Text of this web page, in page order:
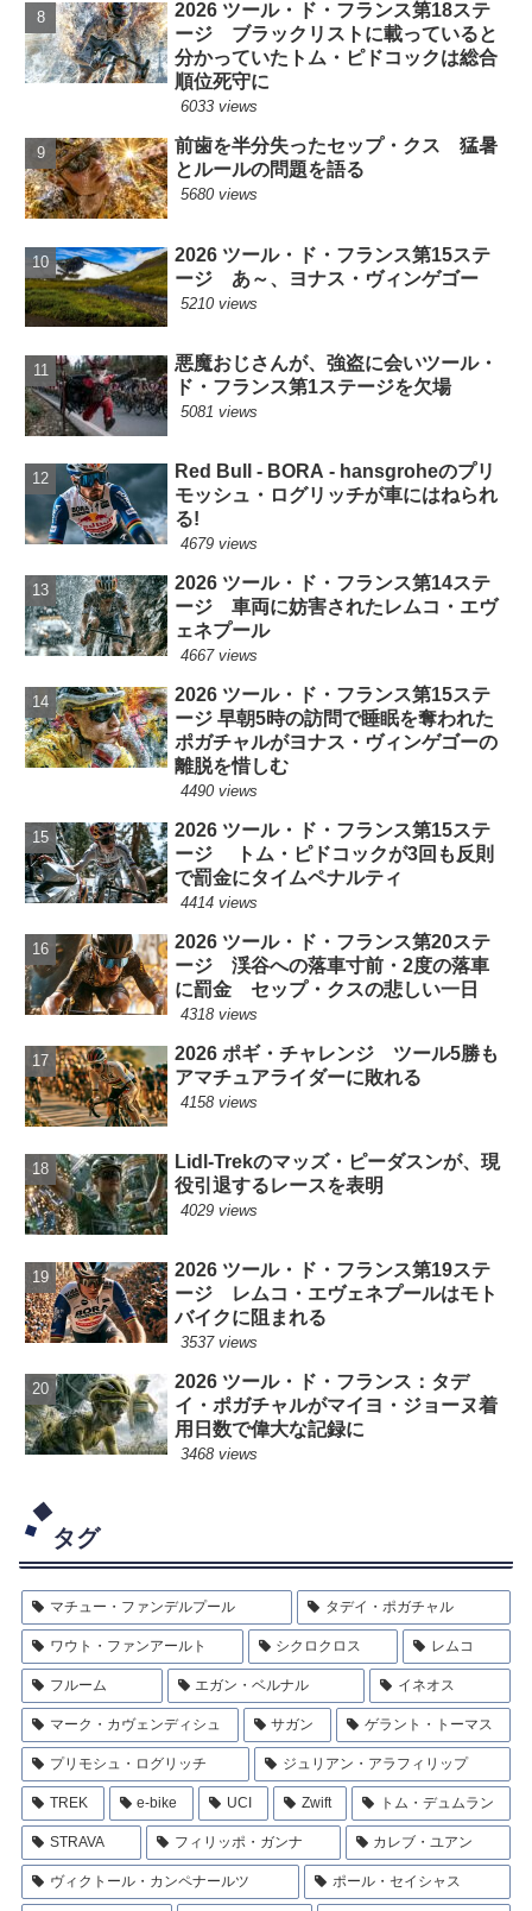
2026 ツール・ド・フランス第18ステ
ージ ブラックリストに載っていると
分かっていたトム・ピドコックは総合
順位死守に
6033 views
前歯を半分失ったセップ・クス 猛暑
とルールの問題を語る
5680 views
2026 ツール・ド・フランス第15ステ
ージ あ～、ヨナス・ヴィンゲゴー
5210 views
悪魔おじさんが、強盗に会いツール・
ド・フランス第1ステージを欠場
5081 views
Red Bull - BORA - hansgroheのプリ
モッシュ・ログリッチが車にはねられ
る!
4679 views
2026 ツール・ド・フランス第14ステ
ージ 車両に妨害されたレムコ・エヴ
ェネプール
4667 views
2026 ツール・ド・フランス第15ステ
ージ 早朝5時の訪問で睡眠を奪われた
ポガチャルがヨナス・ヴィンゲゴーの
離脱を惜しむ
4490 views
2026 ツール・ド・フランス第15ステ
ージ トム・ピドコックが3回も反則
で罰金にタイムペナルティ
4414 views
2026 ツール・ド・フランス第20ステ
ージ 渓谷への落車寸前・2度の落車
に罰金 セップ・クスの悲しい一日
4318 views
2026 ポギ・チャレンジ ツール5勝も
アマチュアライダーに敗れる
4158 views
Lidl-Trekのマッズ・ピーダスンが、現
役引退するレースを表明
4029 views
2026 ツール・ド・フランス第19ステ
ージ レムコ・エヴェネプールはモト
バイクに阻まれる
3537 views
2026 ツール・ド・フランス：タデ
イ・ポガチャルがマイヨ・ジョーヌ着
用日数で偉大な記録に
3468 views
タグ
マチュー・ファンデルプール タデイ・ポガチャル
ワウト・ファンアールト シクロクロス レムコ
フルーム エガン・ベルナル イネオス
マーク・カヴェンディシュ サガン ゲラント・トーマス
プリモシュ・ログリッチ ジュリアン・アラフィリップ
TREK e-bike UCI Zwift トム・デュムラン
STRAVA フィリッポ・ガンナ カレブ・ユアン
ヴィクトール・カンペナールツ ポール・セイシャス